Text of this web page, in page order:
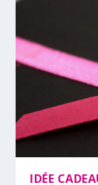
IDÉE